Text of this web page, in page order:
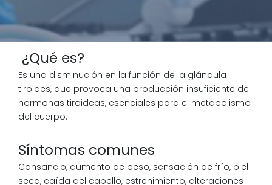
¿Qué es?
Es una disminución en la función de la glándula
tiroides, que provoca una producción insuficiente de
hormonas tiroideas, esenciales para el metabolismo
del cuerpo.
Síntomas comunes
Cansancio, aumento de peso, sensación de frío, piel
seca, caída del cabello, estreñimiento, alteraciones